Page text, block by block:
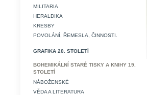
MILITARIA
HERALDIKA
KRESBY
POVOLÁNÍ, ŘEMESLA, ČINNOSTI.
GRAFIKA 20. STOLETÍ
BOHEMIKÁLNÍ STARÉ TISKY A KNIHY 19.
STOLETÍ
NÁBOŽENSKÉ
VĚDA A LITERATURA